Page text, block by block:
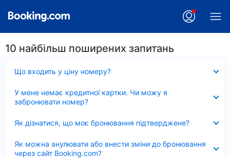
10 найбільш поширених запитань
Що входить у ціну номеру?
У мене немає кредитної картки. Чи можу я
забронювати номер?
Як дізнатися, що моє бронювання підтверджене?
Як можна анулювати або внести зміни до бронювання
через сайт Booking.com?